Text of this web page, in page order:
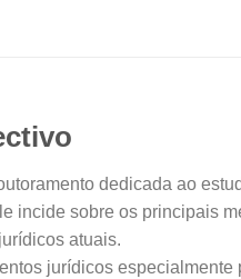
dedicada ao
incide sobre os principais
atuais.
jurídicos